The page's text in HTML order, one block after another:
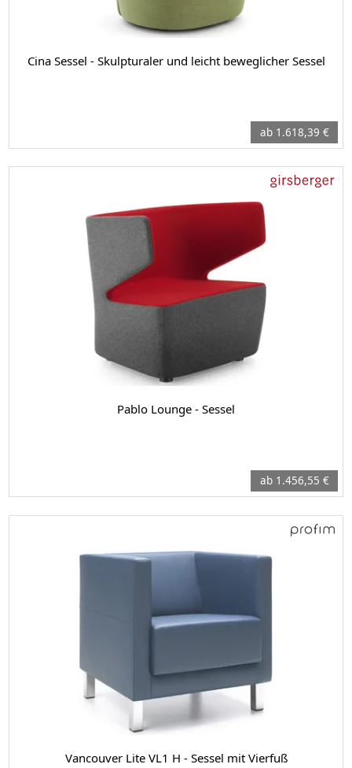
Cina Sessel - Skulpturaler und leicht beweglicher Sessel
ab 1.618,39 €
Pablo Lounge - Sessel
ab 1.456,55 €
Vancouver Lite VL1 H - Sessel mit Vierfuß